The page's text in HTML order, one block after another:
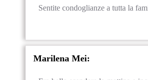
Sentite condoglianze a tutta la
Marilena Mei: